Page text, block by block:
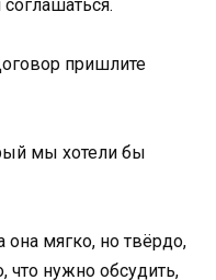
пришлите
мы хотели бы
мягко, но твёрдо,
что нужно обсудить,